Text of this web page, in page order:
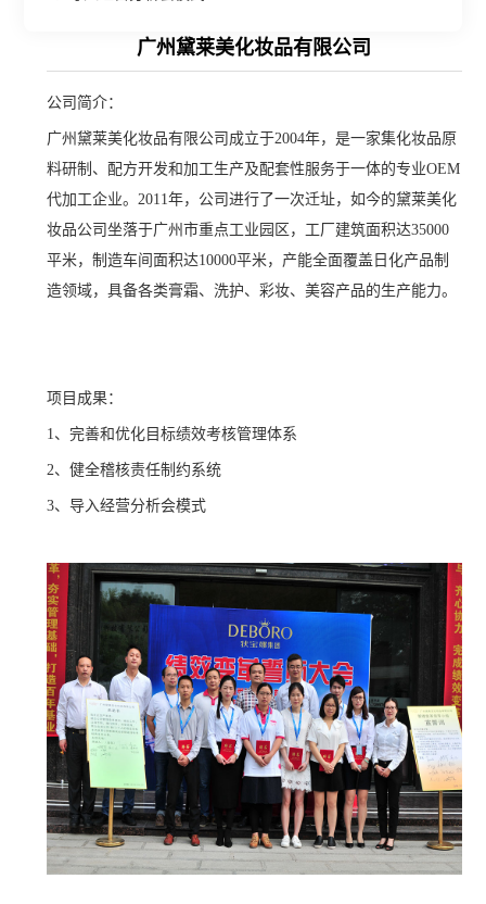
广州黛莱美化妆品有限公司
公司简介：
广州黛莱美化妆品有限公司成立于2004年，是一家集化妆品原
料研制、配方开发和加工生产及配套性服务于一体的专业OEM
代加工企业。2011年，公司进行了一次迁址，如今的黛莱美化
妆品公司坐落于广州市重点工业园区，工厂建筑面积达35000
平米，制造车间面积达10000平米，产能全面覆盖日化产品制
造领域，具备各类膏霜、洗护、彩妆、美容产品的生产能力。
项目成果：
1、完善和优化目标绩效考核管理体系
2、健全稽核责任制约系统
3、导入经营分析会模式